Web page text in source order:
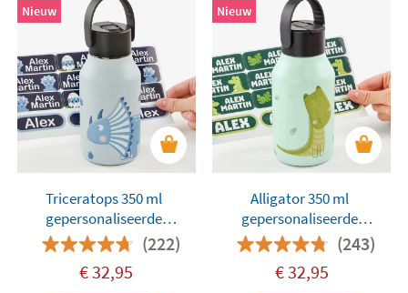
Nieuw
Triceratops 350 ml
gepersonaliseerde
Runbott-thermosfles
(222)
€32,95
Nieuw
Alligator 350 ml
gepersonaliseerde
Runbott-thermosfles
(243)
€32,95